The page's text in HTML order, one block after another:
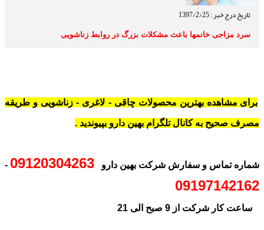
تاریخ درج خبر : 1397/2/25
سرد مزاجی خانمها باعث مشکلات بزرگ در روابط زناشویی
برای مشاهده بهترین محصولات چاقی - لاغری - زناشویی و طریقه
مصرف صحیح به کانال تلگرام بهین دارو بپیوندید .
شماره تماس و سفارش شرکت بهین دارو 09120304263
-
09197142162
ساعت کار شرکت از 9 صبح الی 21